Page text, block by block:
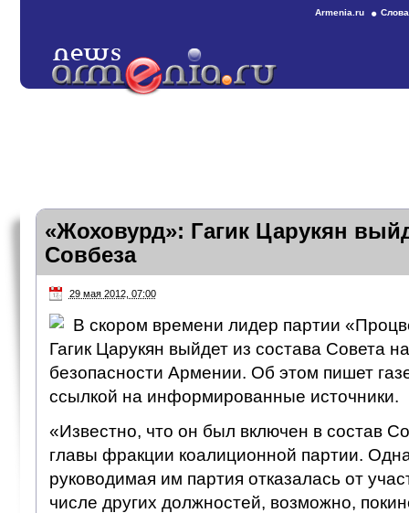
Armenia.ru
«Жоховурд»: Гагик Царукян
Совбеза
29 мая 2012, 07:00
В скором времени лидер партии
Гагик Царукян выйдет из состава Совета
безопасности Армении. Об этом пишет
ссылкой на информированные источники.
«Известно, что он был включен в состав
главы фракции коалиционной партии.
руководимая им партия отказалась от
числе других должностей, возможно,